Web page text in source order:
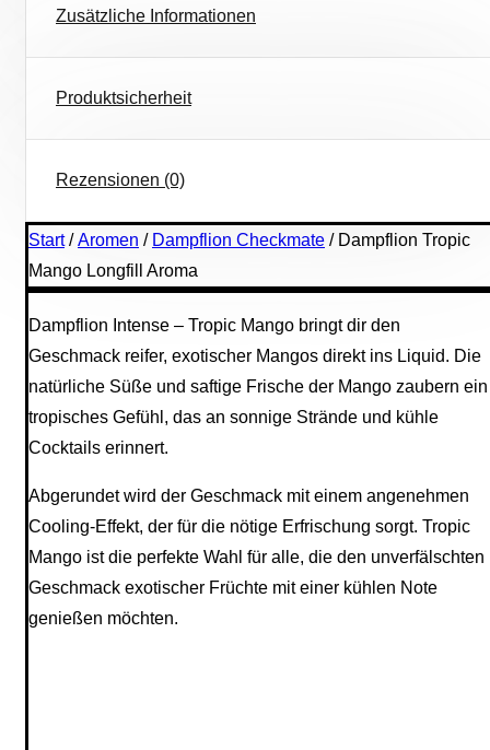
Zusätzliche Informationen
Produktsicherheit
Rezensionen (0)
Start/Aromen / Dampflion Checkmate / Dampflion Tropic
Mango Longfill Aroma
Dampflion Intense – Tropic Mango bringt dir den
Geschmack reifer, exotischer Mangos direkt ins Liquid. Die
natürliche Süße und saftige Frische der Mango zaubern ein
tropisches Gefühl, das an sonnige Strände und kühle
Cocktails erinnert.
Abgerundet wird der Geschmack mit einem angenehmen
Cooling-Effekt, der für die nötige Erfrischung sorgt. Tropic
Mango ist die perfekte Wahl für alle, die den unverfälschten
Geschmack exotischer Früchte mit einer kühlen Note
genießen möchten.